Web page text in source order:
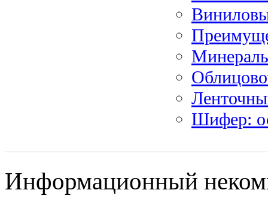
Шифер:
Информационный